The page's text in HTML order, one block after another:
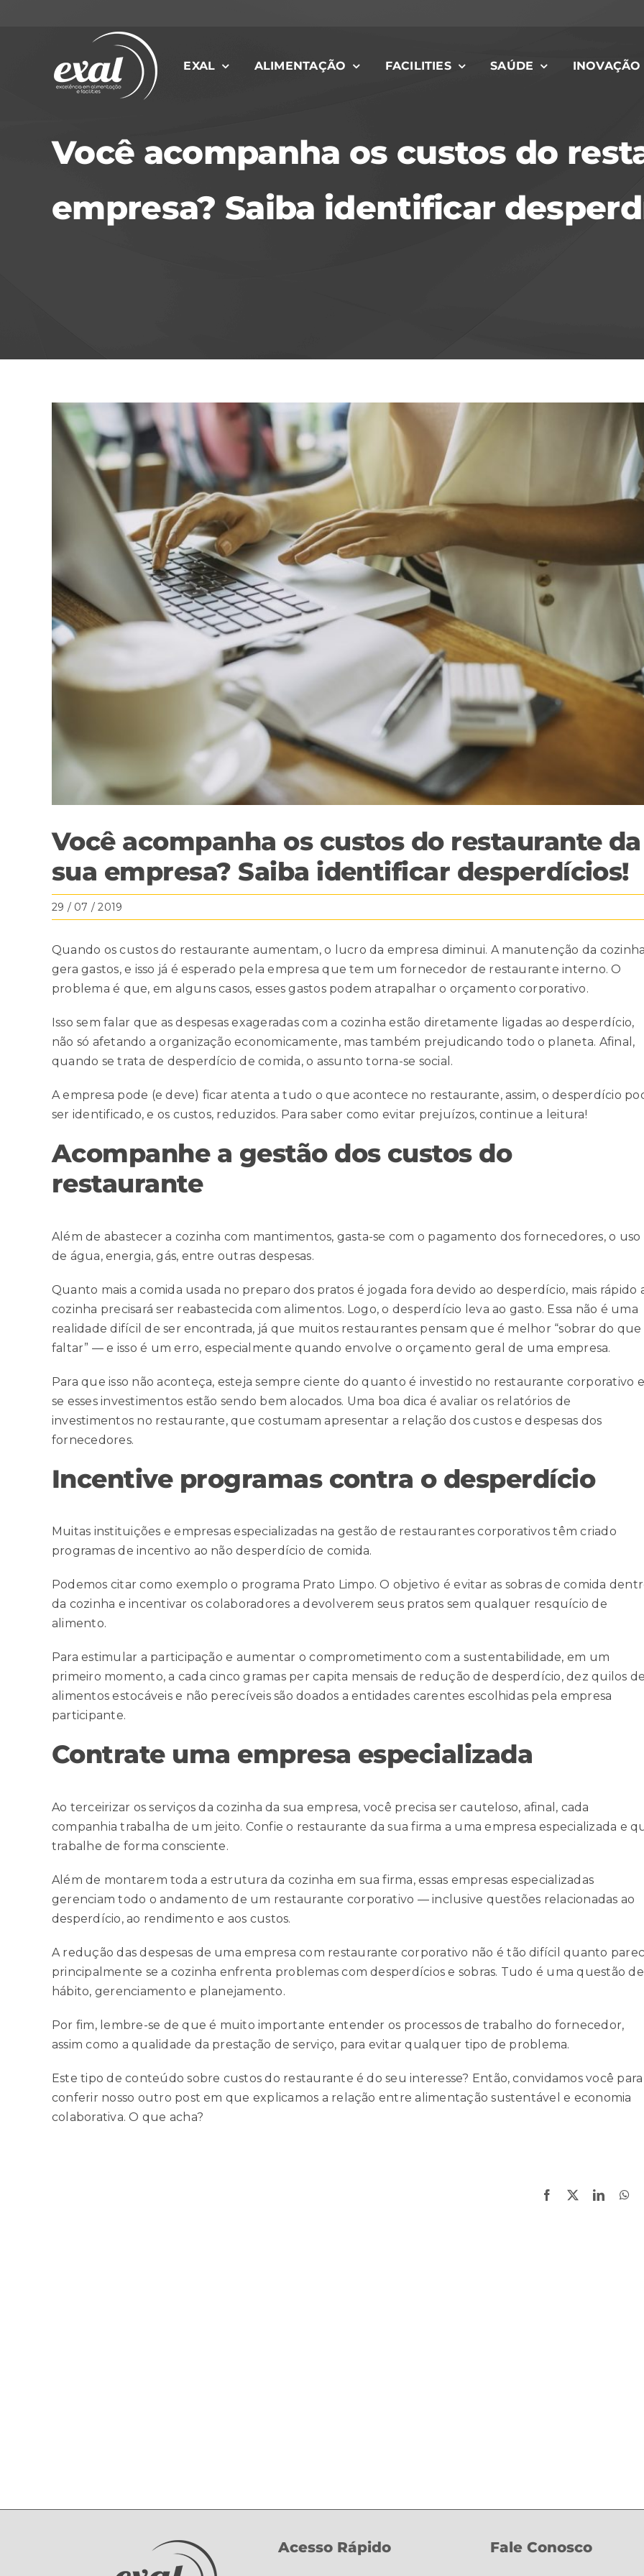
conteúdo
EXAL ALIMENTAÇÃO FACILITIES SAÚDE INOVAÇÃO
Você acompanha os custos do
empresa? Saiba identificar
View
Larger
Image
Você acompanha os custos do restaurante da
sua empresa? Saiba identificar desperdícios!
29 / 07 / 2019
Quando os custos do restaurante aumentam, o lucro da empresa diminui. A manutenção da
gera gastos, e isso já é esperado pela empresa que tem um fornecedor de restaurante interno. O
problema é que, em alguns casos, esses gastos podem atrapalhar o orçamento corporativo.
Isso sem falar que as despesas exageradas com a cozinha estão diretamente ligadas ao desperdício,
não só afetando a organização economicamente, mas também prejudicando todo o planeta. Afinal,
quando se trata de desperdício de comida, o assunto torna-se social.
A empresa pode (e deve) ficar atenta a tudo o que acontece no restaurante, assim, o desperdício
ser identificado, e os custos, reduzidos. Para saber como evitar prejuízos, continue a leitura!
Acompanhe a gestão dos custos do
restaurante
Além de abastecer a cozinha com mantimentos, gasta-se com o pagamento dos fornecedores, o uso
de água, energia, gás, entre outras despesas.
Quanto mais a comida usada no preparo dos pratos é jogada fora devido ao desperdício, mais rápido
cozinha precisará ser reabastecida com alimentos. Logo, o desperdício leva ao gasto. Essa não é uma
realidade difícil de ser encontrada, já que muitos restaurantes pensam que é melhor “sobrar do que
faltar” — e isso é um erro, especialmente quando envolve o orçamento geral de uma empresa.
Para que isso não aconteça, esteja sempre ciente do quanto é investido no restaurante corporativo e
se esses investimentos estão sendo bem alocados. Uma boa dica é avaliar os relatórios de
investimentos no restaurante, que costumam apresentar a relação dos custos e despesas dos
fornecedores.
Incentive programas contra o desperdício
Muitas instituições e empresas especializadas na gestão de restaurantes corporativos têm criado
programas de incentivo ao não desperdício de comida.
Podemos citar como exemplo o programa Prato Limpo. O objetivo é evitar as sobras de comida
da cozinha e incentivar os colaboradores a devolverem seus pratos sem qualquer resquício de
alimento.
Para estimular a participação e aumentar o comprometimento com a sustentabilidade, em um
primeiro momento, a cada cinco gramas per capita mensais de redução de desperdício, dez quilos
alimentos estocáveis e não perecíveis são doados a entidades carentes escolhidas pela empresa
participante.
Contrate uma empresa especializada
Ao terceirizar os serviços da cozinha da sua empresa, você precisa ser cauteloso, afinal, cada
companhia trabalha de um jeito. Confie o restaurante da sua firma a uma empresa especializada e
trabalhe de forma consciente.
Além de montarem toda a estrutura da cozinha em sua firma, essas empresas especializadas
gerenciam todo o andamento de um restaurante corporativo — inclusive questões relacionadas ao
desperdício, ao rendimento e aos custos.
A redução das despesas de uma empresa com restaurante corporativo não é tão difícil quanto
principalmente se a cozinha enfrenta problemas com desperdícios e sobras. Tudo é uma questão de
hábito, gerenciamento e planejamento.
Por fim, lembre-se de que é muito importante entender os processos de trabalho do fornecedor,
assim como a qualidade da prestação de serviço, para evitar qualquer tipo de problema.
Este tipo de conteúdo sobre custos do restaurante é do seu interesse? Então, convidamos você para
conferir nosso outro post em que explicamos a relação entre alimentação sustentável e economia
colaborativa. O que acha?
Facebook
Acesso Rápido Fale Conosco